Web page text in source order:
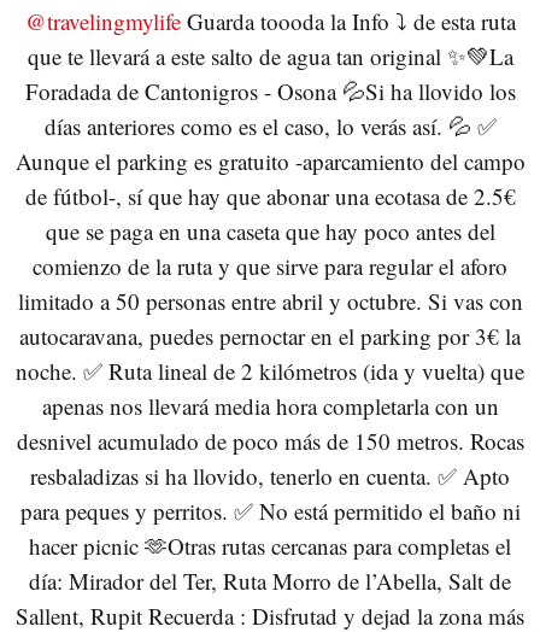
@travelingmylifeGuarda toooda la Info ⤵️ de esta ruta
que te llevará a este salto de agua tan original ✨💚La
Foradada de Cantonigros - Osona 💦Si ha llovido los
días anteriores como es el caso, lo verás así. 💦 ✅
Aunque el parking es gratuito -aparcamiento del campo
de fútbol-, sí que hay que abonar una ecotasa de 2.5€
que se paga en una caseta que hay poco antes del
comienzo de la ruta y que sirve para regular el aforo
limitado a 50 personas entre abril y octubre. Si vas con
autocaravana, puedes pernoctar en el parking por 3€ la
noche. ✅ Ruta lineal de 2 kilómetros (ida y vuelta) que
apenas nos llevará media hora completarla con un
desnivel acumulado de poco más de 150 metros. Rocas
resbaladizas si ha llovido, tenerlo en cuenta. ✅ Apto
para peques y perritos. ✅ No está permitido el baño ni
hacer picnic 🫶Otras rutas cercanas para completas el
día: Mirador del Ter, Ruta Morro de l’Abella, Salt de
Sallent, Rupit Recuerda : Disfrutad y dejad la zona más